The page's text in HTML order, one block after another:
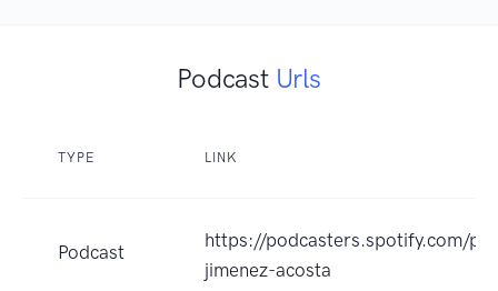
Podcast Urls
TYPE LINK
Podcast
https://podcasters.spotify.com/
jimenez-acosta